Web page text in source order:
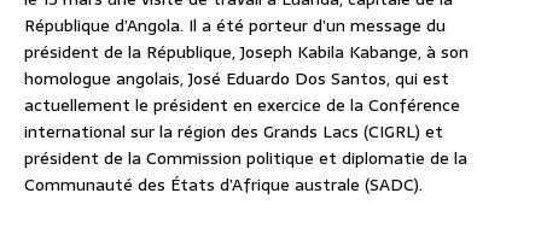
République d’Angola. Il a été porteur d’un message du
président de la République, Joseph Kabila Kabange, à son
homologue angolais, José Eduardo Dos Santos, qui est
actuellement le président en exercice de la Conférence
international sur la région des Grands Lacs (CIGRL) et
président de la Commission politique et diplomatie de la
Communauté des États d’Afrique australe (SADC).